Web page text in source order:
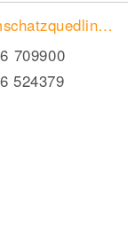
www.domschatzquedlinburg.de
709900
524379